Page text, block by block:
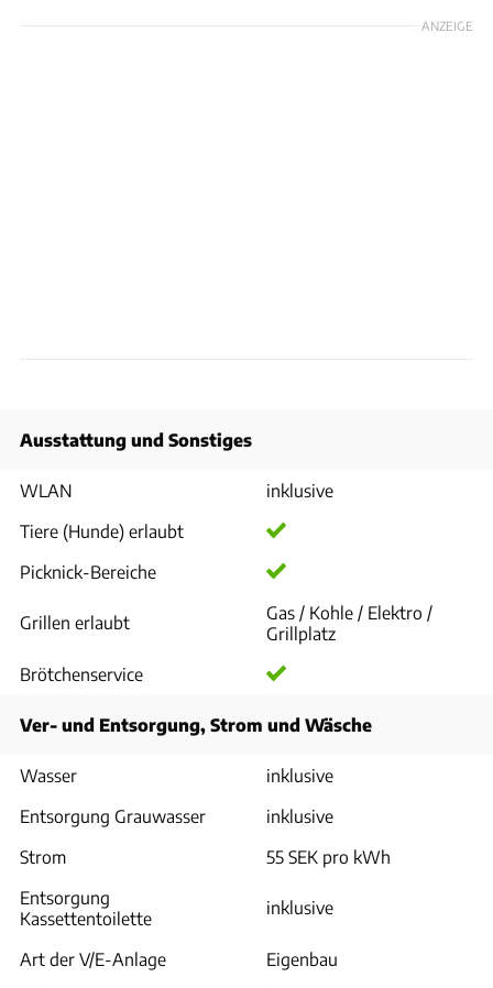
ANZEIGE
Ausstattung und Sonstiges
WLAN
inklusive
Tiere (Hunde) erlaubt
Picknick-Bereiche
Grillen erlaubt
Gas / Kohle / Elektro /
Grillplatz
Brötchenservice
Ver- und Entsorgung, Strom und Wäsche
Wasser
inklusive
Entsorgung Grauwasser
inklusive
Strom
55 SEK pro kWh
Entsorgung
Kassettentoilette
inklusive
Art der V/E-Anlage
Eigenbau